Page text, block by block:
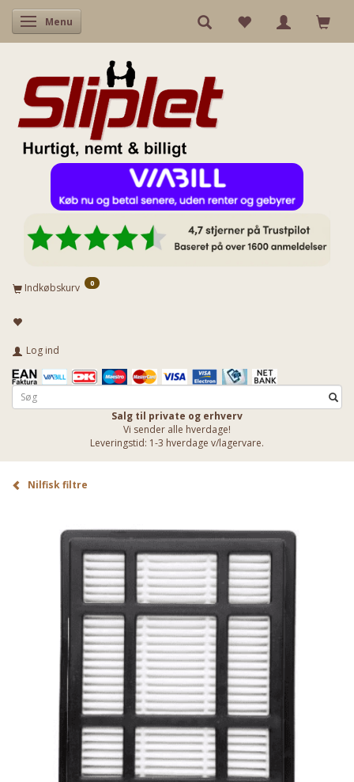
Skifte navigation
Menu
Indkøbskurv 0
Log ind
Salg til private og erhverv
Vi sender alle hverdage!
Leveringstid: 1-3 hverdage v/lagervare.
Nilfisk filtre